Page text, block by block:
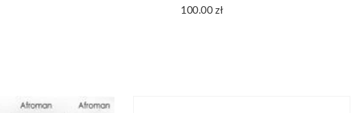
100.00zł